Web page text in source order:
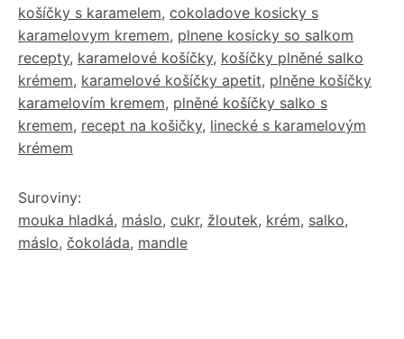
košíčky s karamelem, cokoladove kosicky s
karamelovym kremem, plnene kosicky so salkom
recepty, karamelové košíčky, košíčky plněné salko
krémem, karamelové košíčky apetit, plněne košíčky
karamelovím kremem, plněné košíčky salko s
kremem, recept na košičky, linecké s karamelovým
krémem
Suroviny:
mouka hladká, máslo, cukr, žloutek, krém, salko,
máslo, čokoláda, mandle